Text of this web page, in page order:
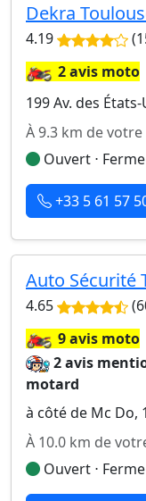
Dekra
4.19
🏍️2 avis moto
199 Av. des
À 9.3 km de
Ouvert ⋅
+33 5 61 57
Auto Sécurité
4.65
🏍️9 avis moto
2 avis
motard
à côté de Mc Do,
À 10.0 km de
Ouvert ⋅